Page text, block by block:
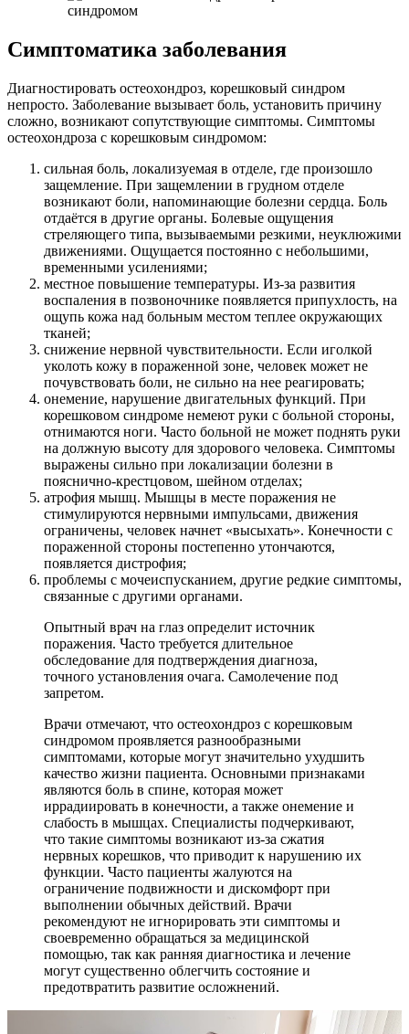
Симптоматика заболевания
Диагностировать остеохондроз, корешковый синдром
непросто. Заболевание вызывает боль, установить причину
сложно, возникают сопутствующие симптомы. Симптомы
остеохондроза с корешковым синдромом:
сильная боль, локализуемая в отделе, где произошло
защемление. При защемлении в грудном отделе
возникают боли, напоминающие болезни сердца. Боль
отдаётся в другие органы. Болевые ощущения
стреляющего типа, вызываемыми резкими, неуклюжими
движениями. Ощущается постоянно с небольшими,
временными усилениями;
местное повышение температуры. Из-за развития
воспаления в позвоночнике появляется припухлость, на
ощупь кожа над больным местом теплее окружающих
тканей;
снижение нервной чувствительности. Если иголкой
уколоть кожу в пораженной зоне, человек может не
почувствовать боли, не сильно на нее реагировать;
онемение, нарушение двигательных функций. При
корешковом синдроме немеют руки с больной стороны,
отнимаются ноги. Часто больной не может поднять руки
на должную высоту для здорового человека. Симптомы
выражены сильно при локализации болезни в
пояснично-крестцовом, шейном отделах;
атрофия мышц. Мышцы в месте поражения не
стимулируются нервными импульсами, движения
ограничены, человек начнет «высыхать». Конечности с
пораженной стороны постепенно утончаются,
появляется дистрофия;
проблемы с мочеиспусканием, другие редкие симптомы,
связанные с другими органами.
Опытный врач на глаз определит источник
поражения. Часто требуется длительное
обследование для подтверждения диагноза,
точного установления очага. Самолечение под
запретом.
Врачи отмечают, что остеохондроз с корешковым
синдромом проявляется разнообразными
симптомами, которые могут значительно ухудшить
качество жизни пациента. Основными признаками
являются боль в спине, которая может
иррадиировать в конечности, а также онемение и
слабость в мышцах. Специалисты подчеркивают,
что такие симптомы возникают из-за сжатия
нервных корешков, что приводит к нарушению их
функции. Часто пациенты жалуются на
ограничение подвижности и дискомфорт при
выполнении обычных действий. Врачи
рекомендуют не игнорировать эти симптомы и
своевременно обращаться за медицинской
помощью, так как ранняя диагностика и лечение
могут существенно облегчить состояние и
предотвратить развитие осложнений.